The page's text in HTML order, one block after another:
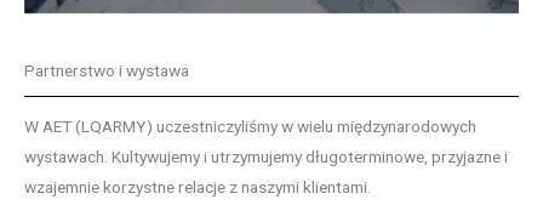
Partnerstwo i wystawa
W AET (LQARMY) uczestniczyliśmy w wielu międzynarodowych
wystawach. Kultywujemy i utrzymujemy długoterminowe, przyjazne i
wzajemnie korzystne relacje z naszymi klientami.